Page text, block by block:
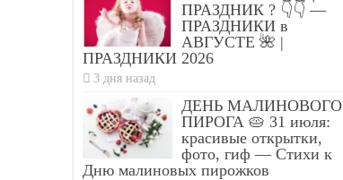
ПРАЗДНИК ? 👇👇 —
ПРАЗДНИКИ в
АВГУСТЕ 🌺 |
ПРАЗДНИКИ 2026
3 дня назад
ДЕНЬ МАЛИНОВОГО
ПИРОГА 🥧 31 июля:
красивые открытки,
фото, гиф — Стихи к
Дню малиновых пирожков